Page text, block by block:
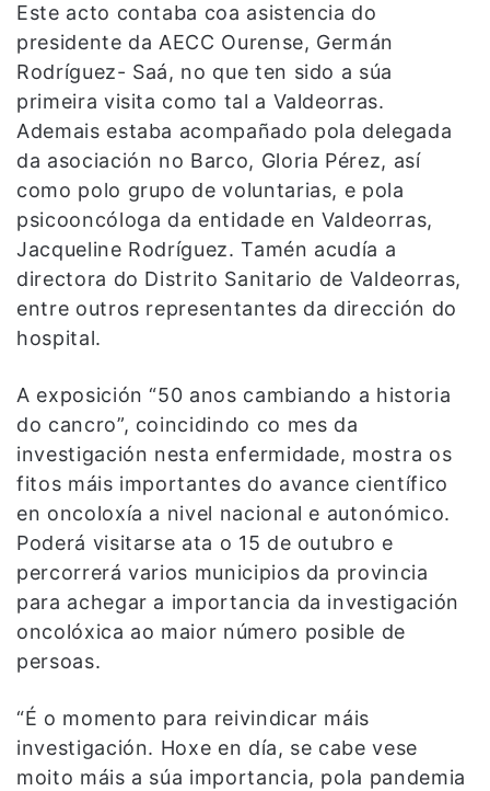
Este acto contaba coa asistencia do
presidente da AECC Ourense, Germán
Rodríguez- Saá, no que ten sido a súa
primeira visita como tal a Valdeorras.
Ademais estaba acompañado pola delegada
da asociación no Barco, Gloria Pérez, así
como polo grupo de voluntarias, e pola
psicooncóloga da entidade en Valdeorras,
Jacqueline Rodríguez. Tamén acudía a
directora do Distrito Sanitario de Valdeorras,
entre outros representantes da dirección do
hospital.
A exposición “50 anos cambiando a historia
do cancro”, coincidindo co mes da
investigación nesta enfermidade, mostra os
fitos máis importantes do avance científico
en oncoloxía a nivel nacional e autonómico.
Poderá visitarse ata o 15 de outubro e
percorrerá varios municipios da provincia
para achegar a importancia da investigación
oncolóxica ao maior número posible de
persoas.
“É o momento para reivindicar máis
investigación. Hoxe en día, se cabe vese
moito máis a súa importancia, pola pandemia